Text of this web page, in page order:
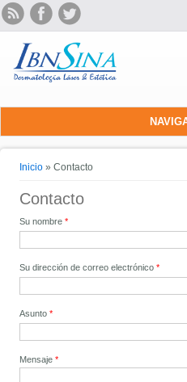
Se encuentra usted
Inicio » Contacto
Contacto
Su nombre*
Su dirección de correo electrónico*
Asunto*
Mensaje*